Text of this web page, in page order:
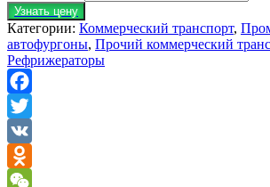
Узнать цену
Категории: Коммерческий транспорт,
автофургоны, Прочий коммерческий
Рефрижераторы
Facebook
Twitter
VK
Odnoklassniki